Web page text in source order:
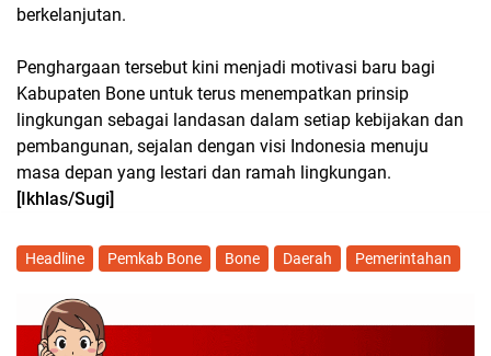
berkelanjutan.
Penghargaan tersebut kini menjadi motivasi baru bagi
Kabupaten Bone untuk terus menempatkan prinsip
lingkungan sebagai landasan dalam setiap kebijakan dan
pembangunan, sejalan dengan visi Indonesia menuju
masa depan yang lestari dan ramah lingkungan.
[Ikhlas/Sugi]
Headline Pemkab Bone Bone Daerah Pemerintahan